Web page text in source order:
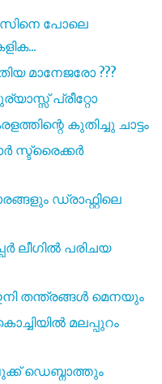
പോലെ
മാനേജരോ ???
പ്രീറ്റോ
കുതിച്ചു ചാട്ടം
സ്ട്രൈക്കർ
ഡ്രാഫ്റ്റിലെ
ലീഗിൽ പരിചയ
തന്ത്രങ്ങൾ മെനയും
മലപ്പുറം
ഡെബ്നാത്തും